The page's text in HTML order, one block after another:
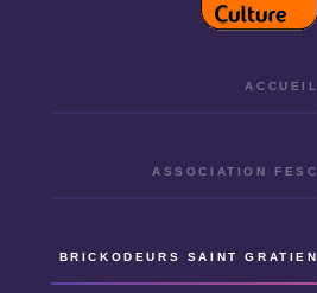
ACCUEIL
ASSOCIATION FESC
BRICKODEURS SAINT GRATIEN